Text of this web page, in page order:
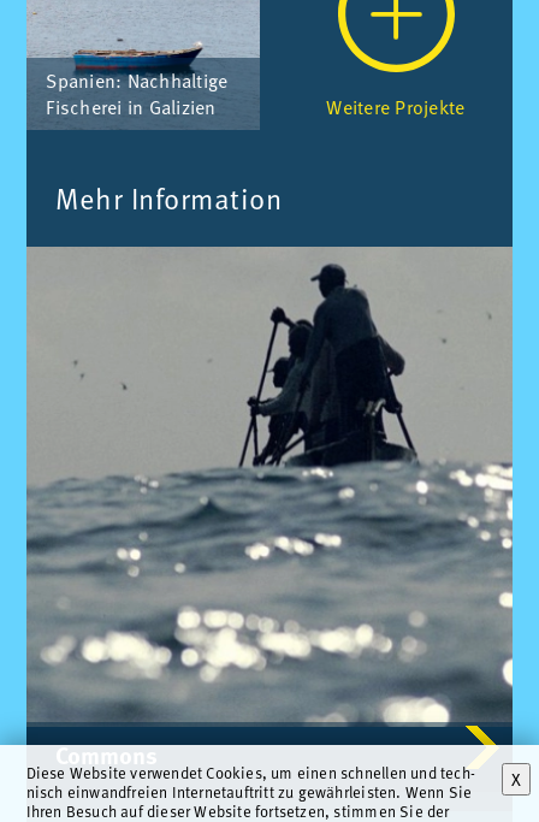
Spa­ni­en: Nach­hal­ti­ge
Fi­sche­rei in Ga­li­zi­en
Wei­te­re Pro­jek­te
Mehr In­for­ma­ti­on
Com­mons
Die­se Web­site ver­wen­det Coo­kies, um ei­nen schnel­len und tech­
nisch ein­wand­frei­en In­ter­net­auf­tritt zu ge­währ­leis­ten. Wenn Sie
Ih­ren Be­such auf die­ser Web­site fort­set­zen, stim­men Sie der
X